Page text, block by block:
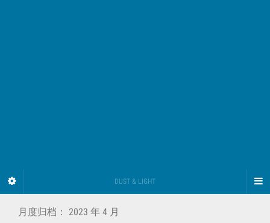
DUST & LIGHT
月度归档： 2023 年 4 月